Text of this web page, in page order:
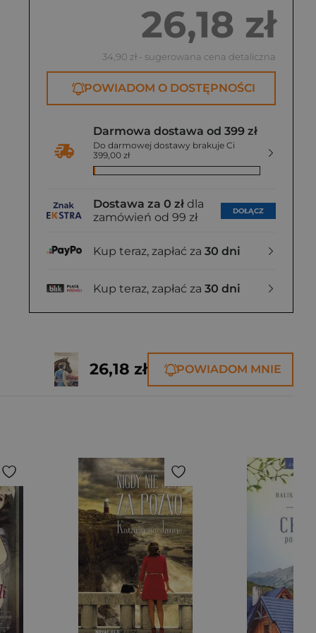
26,18 zł
34,90 zł - sugerowana cena detaliczna
POWIADOM O DOSTĘPNOŚCI
Darmowa dostawa od 399 zł
Do darmowej dostawy brakuje Ci
399,00 zł
Dostawa za 0 zł dla
zamówień od 99 zł
DOŁĄCZ
Kup teraz, zapłać za 30 dni
Kup teraz, zapłać za 30 dni
26,18 zł POWIADOM MNIE